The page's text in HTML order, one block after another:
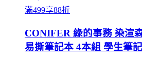
滿499享88折
CONIFER 綠的事務 染渲
易撕筆記本 4本組 學生筆